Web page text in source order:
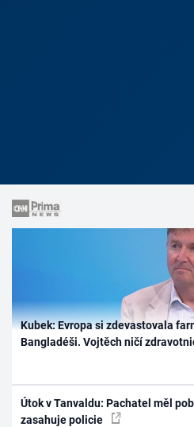
Kubek: Evropa si zdevastovala
Bangladéši. Vojtěch ničí
Útok v Tanvaldu: Pachatel měl
zasahuje policie